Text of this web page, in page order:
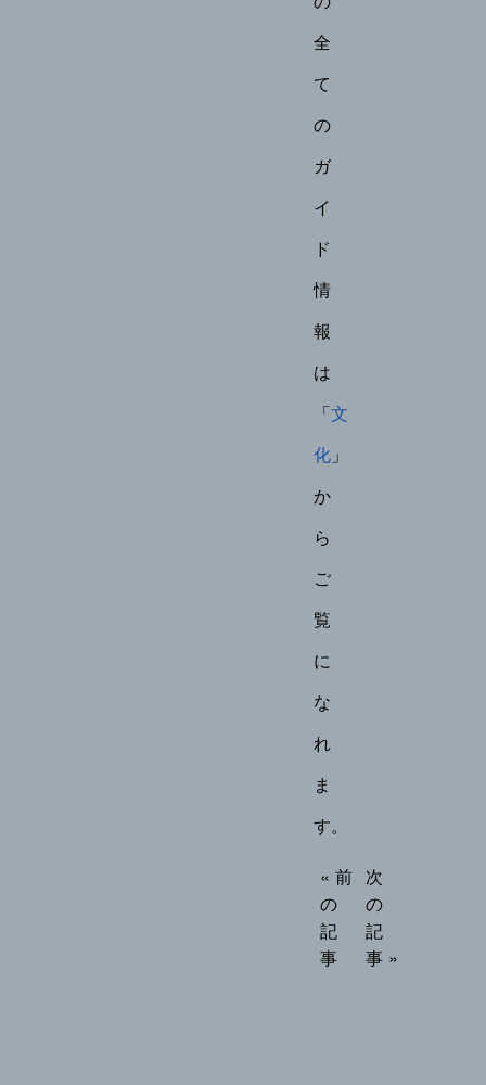
全
て
の
ガ
イ
ド
情
報
は
「文
化 」
か
ら
ご
覧
に
な
れ
ま
す。
« 前
の
記
事
次
の
記
事 »